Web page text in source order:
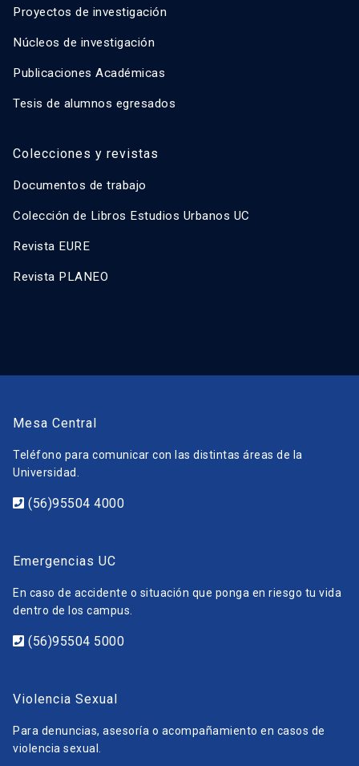
Proyectos de investigación
Núcleos de investigación
Publicaciones Académicas
Tesis de alumnos egresados
Colecciones y revistas
Documentos de trabajo
Colección de Libros Estudios Urbanos UC
Revista EURE
Revista PLANEO
Mesa Central
Teléfono para comunicar con las distintas áreas de la
Universidad.
(56)95504 4000
Emergencias UC
En caso de accidente o situación que ponga en riesgo tu vida
dentro de los campus.
(56)95504 5000
Violencia Sexual
Para denuncias, asesoría o acompañamiento en casos de
violencia sexual.